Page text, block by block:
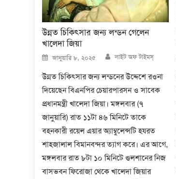
উন্নত চিকিৎসার জন্য লন্ডন গেলেন
খালেদা জিয়া
Posted
on
জানুয়ারি ৮, ২০২৫ Author
লাইট অফ টাইমস্
উন্নত চিকিৎসার জন্য লন্ডনের উদ্দেশে রওনা
দিয়েছেন বিএনপির চেয়ারপারসন ও সাবেক
প্রধানমন্ত্রী খালেদা জিয়া। মঙ্গলবার (৭
জানুয়ারি) রাত ১১টা ৪৬ মিনিটে তাকে
বহনকারী রয়েল এয়ার অ্যাম্বুলেন্সটি হযরত
শাহজালাল বিমানবন্দর ত্যাগ করে। এর আগে,
মঙ্গলবার রাত ৮টা ১০ মিনিটে গুলশানের নিজ
বাসভবন ফিরোজা থেকে খালেদা জিয়ার